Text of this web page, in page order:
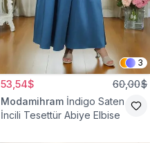
3
53,54$ 60,00$
Modamihram İndigo Saten
İncili Tesettür Abiye Elbise